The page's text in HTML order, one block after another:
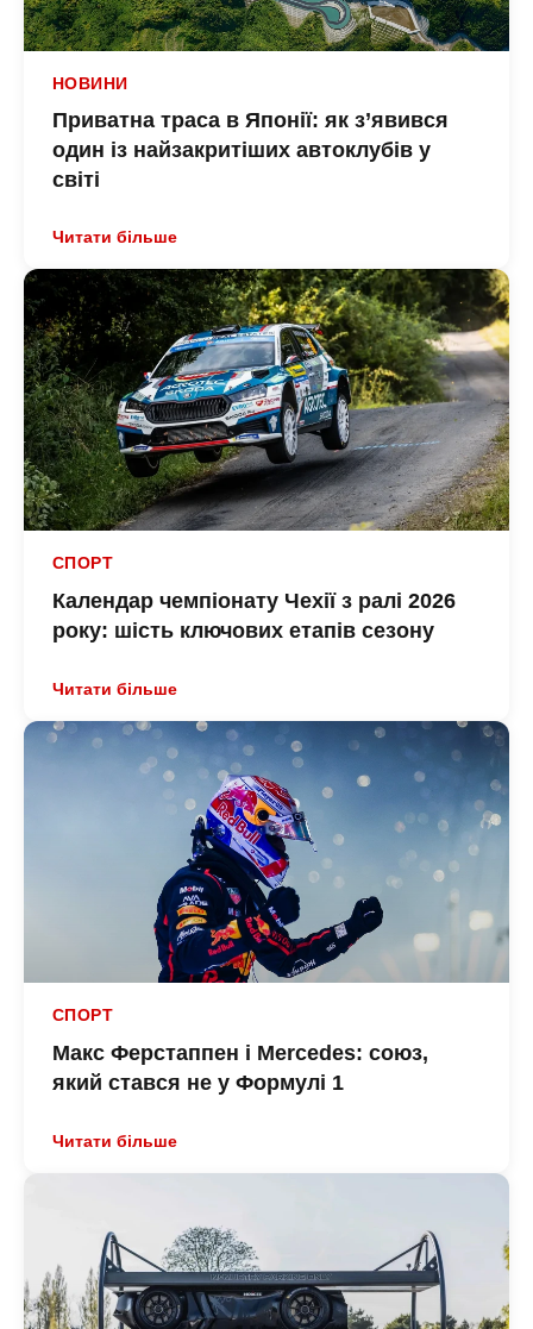
НОВИНИ
Приватна траса в Японії: як з’явився
один із найзакритіших автоклубів у
світі
Читати більше
СПОРТ
Календар чемпіонату Чехії з ралі 2026
року: шість ключових етапів сезону
Читати більше
СПОРТ
Макс Ферстаппен і Mercedes: союз,
який стався не у Формулі 1
Читати більше